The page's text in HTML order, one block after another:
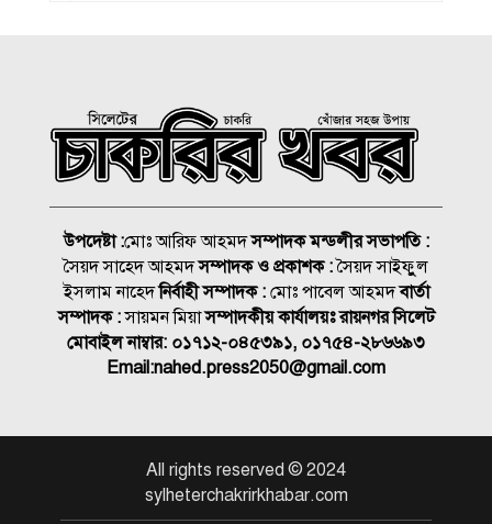
হামের উপসর্গে আরও ৩ শিশুর
মৃত্যু
২০০ টাকার নিচে নেই মাছ ও
মুরগি
সিলেটে দুই বাসের মুখোমুখি
সংঘর্ষে নিহত ৯
শাহজালাল জামেয়া ইসলামিয়ায়
উপদেষ্টা :মোঃ আরিফ আহমদসম্পাদক মন্ডলীর সভাপতি :
সৈয়দ সাহেদ আহমদসম্পাদক ও প্রকাশক :সৈয়দ সাইফুুল
ইসলাম নাহেদনির্বাহী সম্পাদক :মোঃ পাবেল আহমদবার্তা
সম্পাদক :সায়মন মিয়াসম্পাদকীয় কার্যালয়ঃ রায়নগর সিলেট
মোবাইল নাম্বার: ০১৭১২-০৪৫৩৯১, ০১৭৫৪-২৮৬৬৯৩
Email:nahed.press2050@gmail.com
All rights reserved © 2024
sylheterchakrirkhabar.com